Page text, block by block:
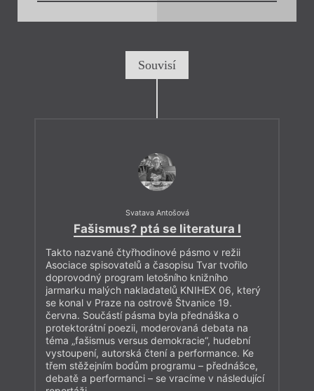
Souvisí
Svatava Antošová
Fašismus? ptá se literatura I
Takto nazvané čtyřhodinové pásmo v režii
Asociace spisovatelů a časopisu Tvar tvořilo
doprovodný program letošního knižního
jarmarku malých nakladatelů KNIHEX 06, který
se konal v Praze na ostrově Štvanice 19.
června. Součástí pásma byla přednáška o
protektorátní poezii, moderovaná debata na
téma „fašismus versus demokracie“, hudební
vystoupení, autorská čtení a performance. Ke
třem stěžejním bodům programu – přednášce,
debatě a performanci – se vracíme v následující